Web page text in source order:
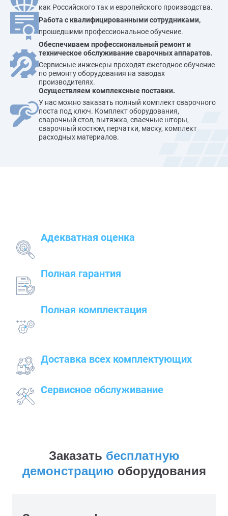
как Российского так и европейского производства.
Работа с квалифицированными сотрудниками,
прошедшими профессиональное обучение.
Обеспечиваем профессиональный ремонт и
техническое обслуживание сварочных аппаратов.
Сервисные инженеры проходят ежегодное обучение
по ремонту оборудования на заводах
производителях.
Осуществляем комплексные поставки.
У нас можно заказать полный комплект сварочного
поста под ключ. Комплект оборудования,
сварочный стол, вытяжка, сваечные шторы,
сварочный костюм, перчатки, маску, комплект
расходных материалов.
Адекватная оценка
Полная гарантия
Полная комплектация
Доставка всех комплектующих
Сервисное обслуживание
Заказать бесплатную
демонстрацию оборудования